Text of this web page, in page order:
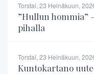
Torstai, 23 Heinäkuun,
”Hullun hommia”
pihalla
Torstai, 23 Heinäkuun,
Kuntokartano